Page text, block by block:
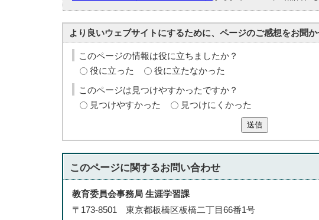
より良いウェブサイトにするために、ページのご感想をお聞か
このページの情報は役に立ちましたか？
役に立った
役に立たなかった
このページは見つけやすかったですか？
見つけやすかった
見つけにくかった
送信
このページに関するお問い合わせ
教育委員会事務局 生涯学習課
〒173-8501 東京都板橋区板橋二丁目66番1号